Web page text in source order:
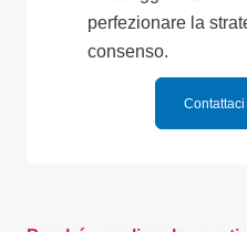
perfezionare la
consenso.